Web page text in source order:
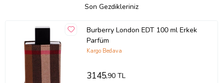
Son Gezdikleriniz
Burberry London EDT 100 ml Erkek
Parfüm
Kargo Bedava
3145,90 TL